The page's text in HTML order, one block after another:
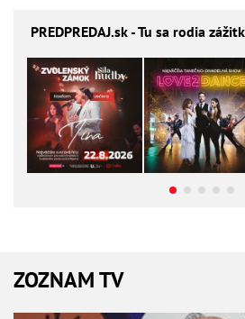
PREDPREDAJ.sk - Tu sa rodia
ZOZNAM TV